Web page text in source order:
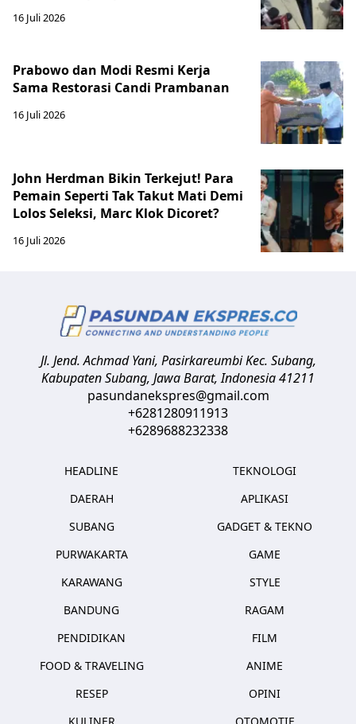
16 Juli 2026
Prabowo dan Modi Resmi Kerja
Sama Restorasi Candi Prambanan
16 Juli 2026
John Herdman Bikin Terkejut! Para
Pemain Seperti Tak Takut Mati Demi
Lolos Seleksi, Marc Klok Dicoret?
16 Juli 2026
Jl. Jend. Achmad Yani, Pasirkareumbi Kec. Subang,
Kabupaten Subang, Jawa Barat,Indonesia41211
pasundanekspres@gmail.com
+6281280911913
+6289688232338
HEADLINE
DAERAH
SUBANG
PURWAKARTA
KARAWANG
BANDUNG
PENDIDIKAN
FOOD & TRAVELING
RESEP
TEKNOLOGI
APLIKASI
GADGET & TEKNO
GAME
STYLE
RAGAM
FILM
ANIME
OPINI